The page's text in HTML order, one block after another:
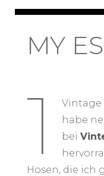
MY
1
Vintage
habe
bei
Hosen, die ich